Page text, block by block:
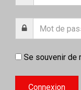
Se souvenir de